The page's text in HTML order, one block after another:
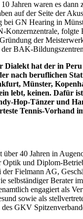
Jahren waren es dann
auf der Seite der
bei GN Hearing in
Konzernzentrale,
der
der BAK-
Dialekt hat der in Peru
nach beruflichen
Münster,
lebt, keinen. Dafür
Hop-Tänzer und
Tennis-Vorhand
über 40 Jahren in
Optik und Diplom-
der Fielmann AG,
selbständiger Berater
engagiert als
sowie als
des GKV